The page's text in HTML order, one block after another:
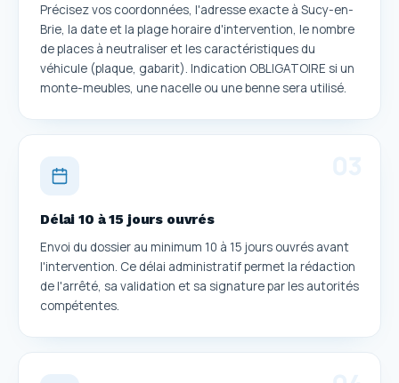
Précisez vos coordonnées, l'adresse exacte à Sucy-en-
Brie, la date et la plage horaire d'intervention, le nombre
de places à neutraliser et les caractéristiques du
véhicule (plaque, gabarit). Indication OBLIGATOIRE si un
monte-meubles, une nacelle ou une benne sera utilisé.
Délai 10 à 15 jours ouvrés
Envoi du dossier au minimum 10 à 15 jours ouvrés avant
l'intervention. Ce délai administratif permet la rédaction
de l'arrêté, sa validation et sa signature par les autorités
compétentes.